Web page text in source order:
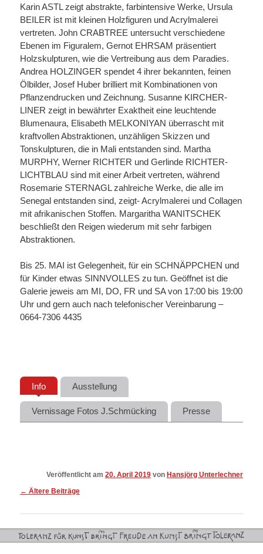
Karin ASTL zeigt abstrakte, farbintensive Werke, Ursula
BEILER ist mit kleinen Holzfiguren und Acrylmalerei
vertreten. John CRABTREE untersucht verschiedene
Ebenen im Figuralem, Gernot EHRSAM präsentiert
Holzskulpturen, wie die Vertreibung aus dem Paradies.
Andrea HOLZINGER spendet 4 ihrer bekannten, feinen
Ölbilder, Josef Huber brilliert mit Kombinationen von
Pflanzendrucken und Zeichnung. Susanne KIRCHER-
LINER zeigt in bewährter Exaktheit eine leuchtende
Blumenaura, Elisabeth MELKONIYAN überrascht mit
kraftvollen Abstraktionen, unzähligen Skizzen und
Tonskulpturen, die in Mali entstanden sind. Martha
MURPHY, Werner RICHTER und Gerlinde RICHTER-
LICHTBLAU sind mit einer Arbeit vertreten, während
Rosemarie STERNAGL zahlreiche Werke, die alle im
Senegal entstanden sind, zeigt- Acrylmalerei und Collagen
mit afrikanischen Stoffen. Margaritha WANITSCHEK
beschließt den Reigen wiederum mit sehr farbigen
Abstraktionen.
Bis 25. MAI ist Gelegenheit, für ein SCHNÄPPCHEN und
für Kinder etwas SINNVOLLES zu tun. Geöffnet ist die
Galerie jeweis am MI, DO, FR und SA von 17:00 bis 19:00
Uhr und gern auch nach telefonischer Vereinbarung –
0664-7306 4435
Info Ausstellung
Vernissage Fotos J.Schmücking Presse
Veröffentlicht am 20. April 2019 von Hansjörg Unterlechner
Beitragsnavigation
← Ältere Beiträge